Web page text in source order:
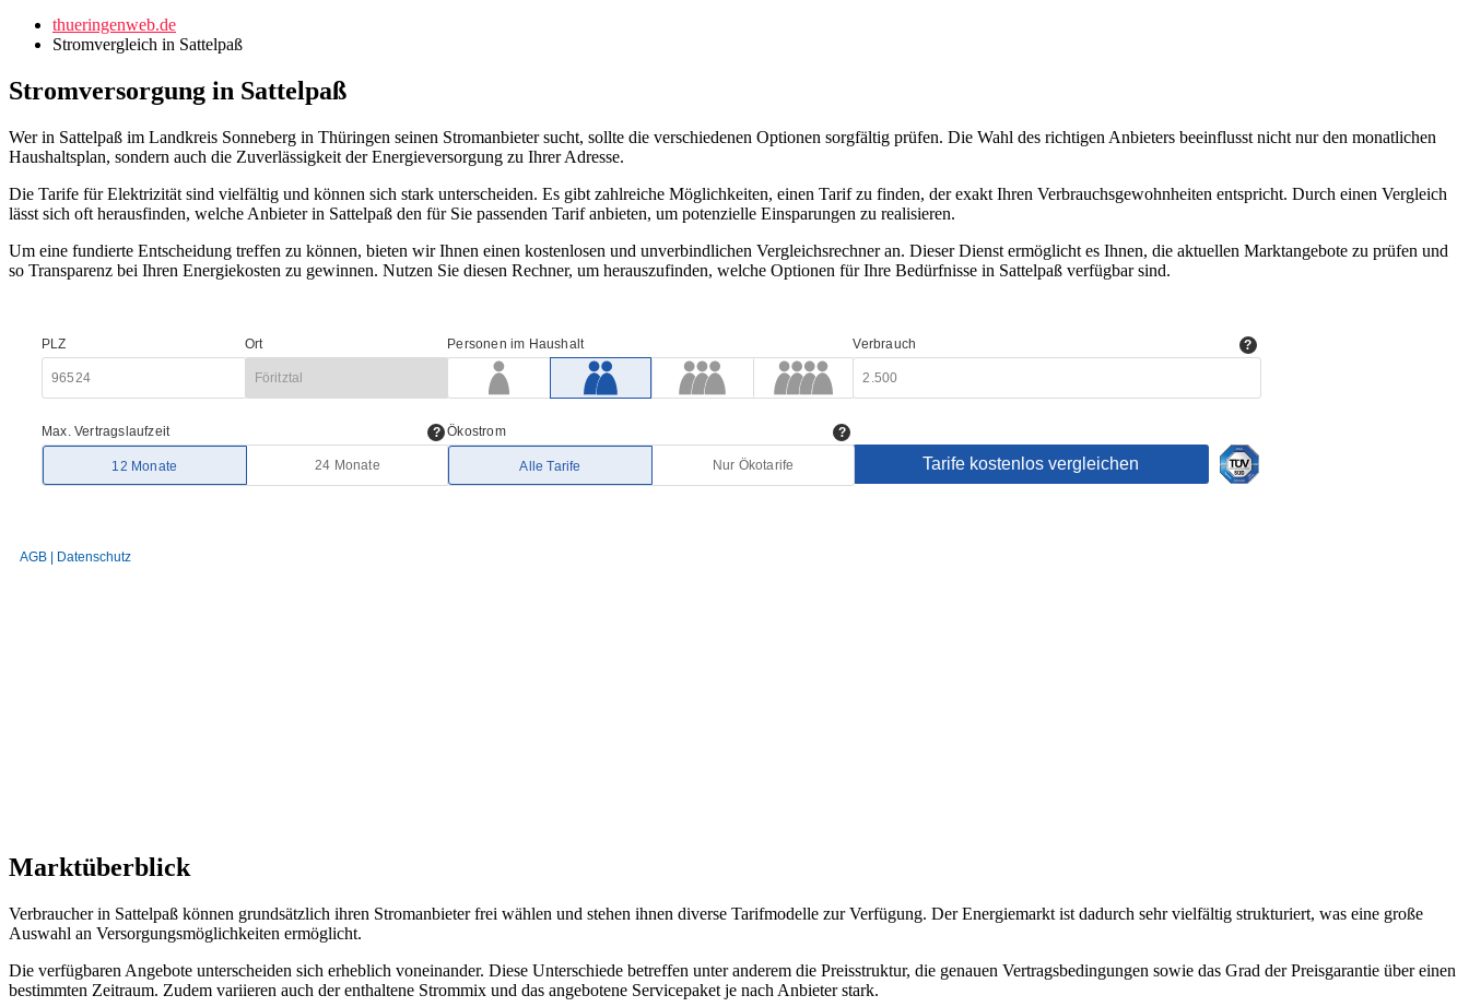
thueringenweb.de
Stromvergleich in Sattelpaß
Stromversorgung in Sattelpaß
Wer in Sattelpaß im Landkreis Sonneberg in Thüringen seinen Stromanbieter sucht, sollte die verschiedenen Optionen sorgfältig prüfen. Die Wahl des richtigen Anbieters beeinflusst nicht nur den monatlichen
Haushaltsplan, sondern auch die Zuverlässigkeit der Energieversorgung zu Ihrer Adresse.
Die Tarife für Elektrizität sind vielfältig und können sich stark unterscheiden. Es gibt zahlreiche Möglichkeiten, einen Tarif zu finden, der exakt Ihren Verbrauchsgewohnheiten entspricht. Durch einen Vergleich
lässt sich oft herausfinden, welche Anbieter in Sattelpaß den für Sie passenden Tarif anbieten, um potenzielle Einsparungen zu realisieren.
Um eine fundierte Entscheidung treffen zu können, bieten wir Ihnen einen kostenlosen und unverbindlichen Vergleichsrechner an. Dieser Dienst ermöglicht es Ihnen, die aktuellen Marktangebote zu prüfen und
so Transparenz bei Ihren Energiekosten zu gewinnen. Nutzen Sie diesen Rechner, um herauszufinden, welche Optionen für Ihre Bedürfnisse in Sattelpaß verfügbar sind.
Marktüberblick
Verbraucher in Sattelpaß können grundsätzlich ihren Stromanbieter frei wählen und stehen ihnen diverse Tarifmodelle zur Verfügung. Der Energiemarkt ist dadurch sehr vielfältig strukturiert, was eine große
Auswahl an Versorgungsmöglichkeiten ermöglicht.
Die verfügbaren Angebote unterscheiden sich erheblich voneinander. Diese Unterschiede betreffen unter anderem die Preisstruktur, die genauen Vertragsbedingungen sowie das Grad der Preisgarantie über einen
bestimmten Zeitraum. Zudem variieren auch der enthaltene Strommix und das angebotene Servicepaket je nach Anbieter stark.